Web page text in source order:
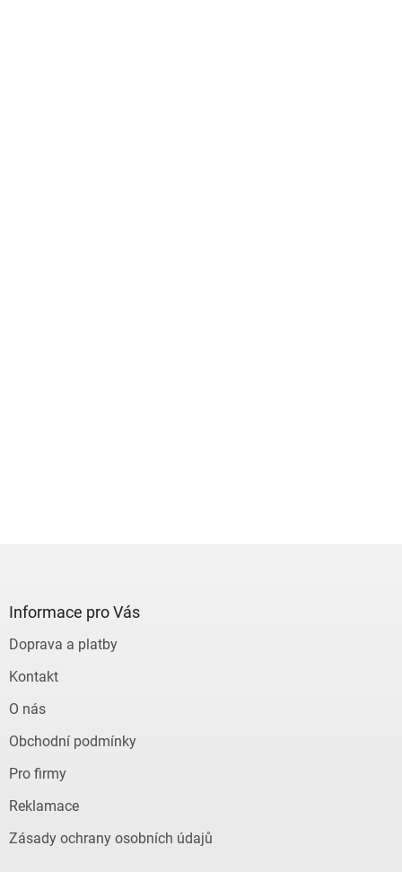
Informace pro Vás
Doprava a platby
Kontakt
O nás
Obchodní podmínky
Pro firmy
Reklamace
Zásady ochrany osobních údajů